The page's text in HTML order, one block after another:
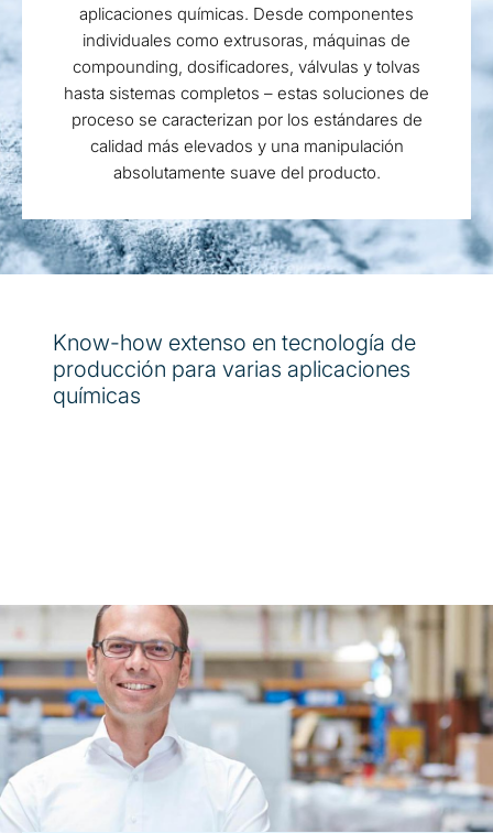
aplicaciones químicas. Desde componentes
individuales como extrusoras, máquinas de
compounding, dosificadores, válvulas y tolvas
hasta sistemas completos – estas soluciones de
proceso se caracterizan por los estándares de
calidad más elevados y una manipulación
absolutamente suave del producto.
Know-how extenso en tecnología de
producción para varias aplicaciones
químicas